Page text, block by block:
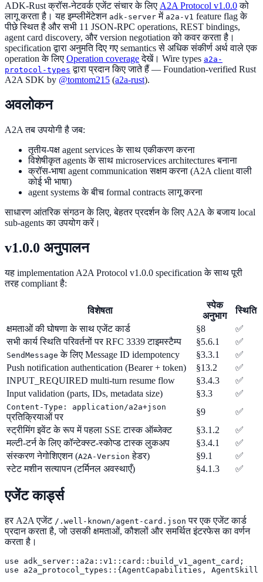
ADK-Rust क्रॉस-नेटवर्क एजेंट संचार के लिए A2A Protocol v1.0.0को
लागू करता है। यह इम्प्लीमेंटेशन adk-server में a2a-v1 feature flag के
पीछे स्थित है और सभी 11 JSON-RPC operations, REST bindings,
agent card discovery, और version negotiation को कवर करता है।
specification द्वारा अनुमति दिए गए semantics से अधिक संकीर्ण अर्थ वाले एक
operation के लिए Operation coverageदेखें। Wire types a2a-
protocol-types द्वारा प्रदान किए जाते हैं — Foundation-verified Rust
A2A SDK by @tomtom215 (a2a-rust).
अवलोकन
A2A तब उपयोगी है जब:
तृतीय-पक्ष agent services के साथ एकीकरण करना
विशेषीकृत agents के साथ microservices architectures बनाना
क्रॉस-भाषा agent communication सक्षम करना (A2A client वाली
कोई भी भाषा)
agent systems के बीच formal contracts लागू करना
साधारण आंतरिक संगठन के लिए, बेहतर प्रदर्शन के लिए A2A के बजाय local
sub-agents का उपयोग करें।
v1.0.0 अनुपालन
यह implementation A2A Protocol v1.0.0 specification के साथ पूरी
तरह compliant है:
विशेषता
स्पेक
अनुभाग
स्थिति
क्षमताओं की घोषणा के साथ एजेंट कार्ड
§8
✅
सभी कार्य स्थिति परिवर्तनों पर RFC 3339 टाइमस्टैम्प
§5.6.1 ✅
SendMessage के लिए Message ID idempotency §3.3.1
✅
Push notification authentication (Bearer + token)
§13.2
✅
INPUT_REQUIRED multi-turn resume flow
§3.4.3
✅
Input validation (parts, IDs, metadata size)
§3.3 ✅
Content-Type: application/a2a+json
प्रतिक्रियाओं पर
§9
✅
स्ट्रीमिंग इवेंट के रूप में पहला SSE टास्क ऑब्जेक्ट
§3.1.2
✅
मल्टी-टर्न के लिए कॉन्टेक्स्ट-स्कोप्ड टास्क लुकअप
§3.4.1
✅
संस्करण नेगोशिएशन (A2A-Version हेडर) §9.1
✅
स्टेट मशीन सत्यापन (टर्मिनल अवस्थाएँ)
§4.1.3 ✅
एजेंट कार्ड्स
हर A2A एजेंट /.well-known/agent-card.json पर एक एजेंट कार्ड
प्रदान करता है, जो उसकी क्षमताओं, कौशलों और समर्थित इंटरफेस का वर्णन
करता है।
use adk_server::a2a::v1::card::build_v1_agent_card;
use a2a_protocol_types::{AgentCapabilities,